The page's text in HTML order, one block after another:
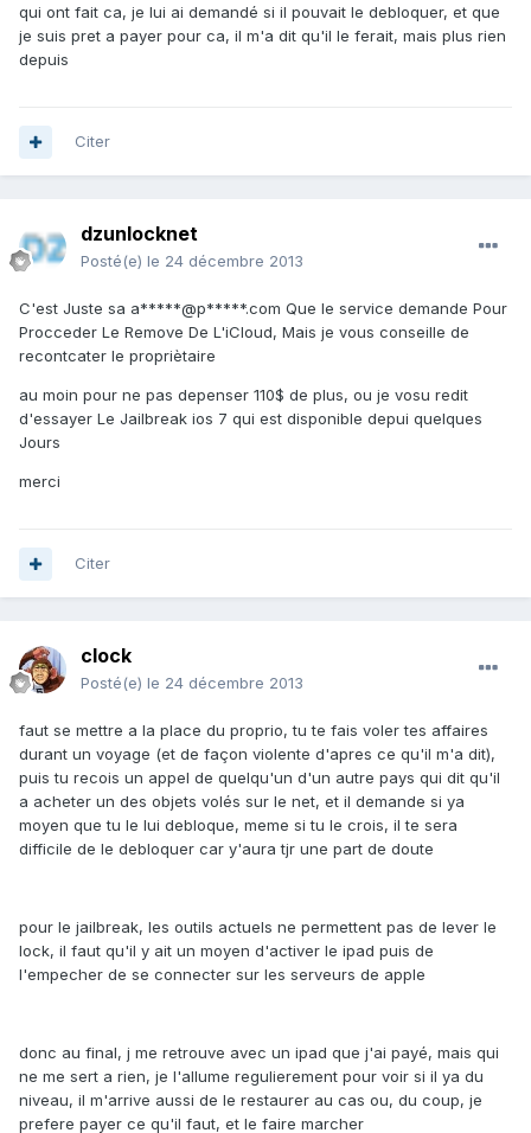
qui ont fait ca, je lui ai demandé si il pouvait le debloquer, et que
je suis pret a payer pour ca, il m'a dit qu'il le ferait, mais plus rien
depuis
Citer
dzunlocknet
Posté(e) le 24 décembre 2013
C'est Juste sa a*****@p*****.com Que le service demande Pour
Procceder Le Remove De L'iCloud, Mais je vous conseille de
recontcater le propriètaire
au moin pour ne pas depenser 110$ de plus, ou je vosu redit
d'essayer Le Jailbreak ios 7 qui est disponible depui quelques
Jours
merci
Citer
clock
Posté(e) le 24 décembre 2013
faut se mettre a la place du proprio, tu te fais voler tes affaires
durant un voyage (et de façon violente d'apres ce qu'il m'a dit),
puis tu recois un appel de quelqu'un d'un autre pays qui dit qu'il
a acheter un des objets volés sur le net, et il demande si ya
moyen que tu le lui debloque, meme si tu le crois, il te sera
difficile de le debloquer car y'aura tjr une part de doute
pour le jailbreak, les outils actuels ne permettent pas de lever le
lock, il faut qu'il y ait un moyen d'activer le ipad puis de
l'empecher de se connecter sur les serveurs de apple
donc au final, j me retrouve avec un ipad que j'ai payé, mais qui
ne me sert a rien, je l'allume regulierement pour voir si il ya du
niveau, il m'arrive aussi de le restaurer au cas ou, du coup, je
prefere payer ce qu'il faut, et le faire marcher